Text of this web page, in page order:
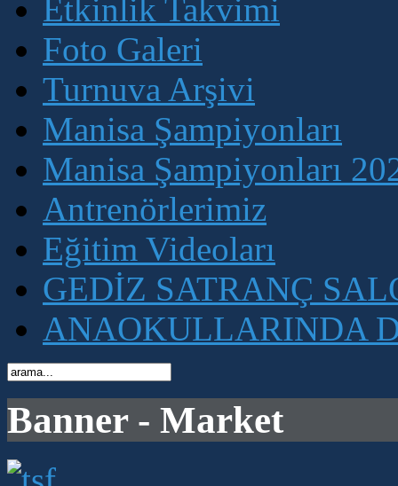
Etkinlik Takvimi
Foto Galeri
Turnuva Arşivi
Manisa Şampiyonları
Manisa Şampiyonları
Antrenörlerimiz
Eğitim Videoları
GEDİZ SATRANÇ
ANAOKULLARINDA
Banner - Market